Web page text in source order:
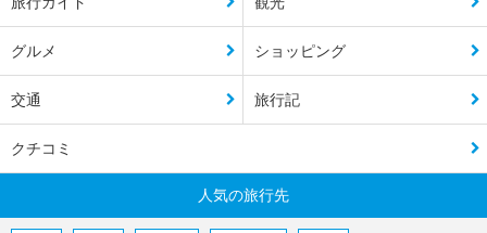
グルメ ショッピング
交通 旅行記
クチコミ
人気の旅行先